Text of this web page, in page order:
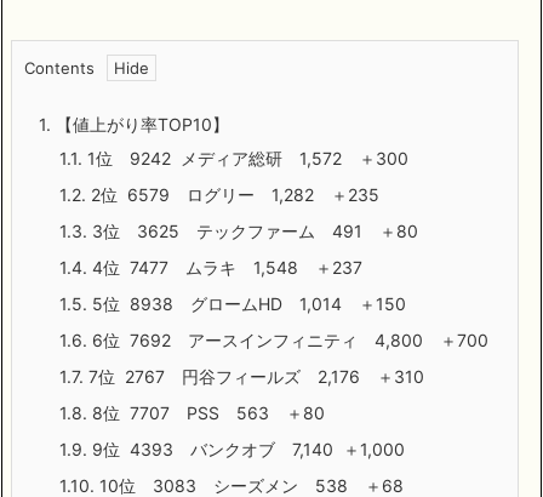
Contents
1. 【値上がり率TOP10】
1.1. 1位 9242 メディア総研 1,572 ＋300
1.2. 2位 6579 ログリー 1,282 ＋235
1.3. 3位 3625 テックファーム 491 ＋80
1.4. 4位 7477 ムラキ 1,548 ＋237
1.5. 5位 8938 グロームHD 1,014 ＋150
1.6. 6位 7692 アースインフィニティ 4,800 ＋700
1.7. 7位 2767 円谷フィールズ 2,176 ＋310
1.8. 8位 7707 PSS 563 ＋80
1.9. 9位 4393 バンクオブ 7,140 ＋1,000
1.10. 10位 3083 シーズメン 538 ＋68